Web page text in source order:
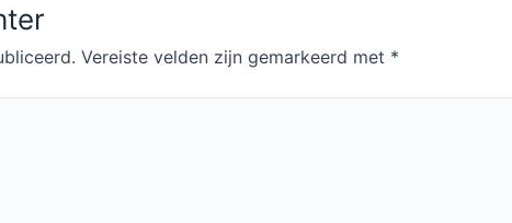
Vereiste velden zijn gemarkeerd met *